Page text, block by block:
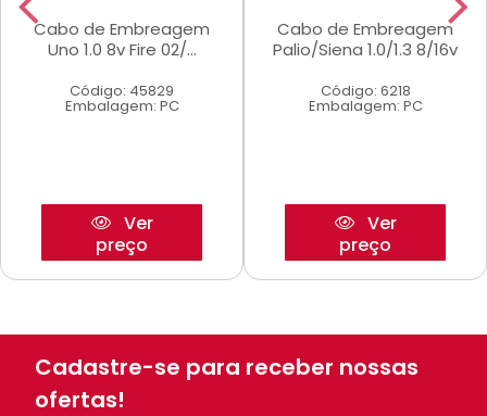
Cabo de Embreagem
Uno 1.0 8v Fire 02/...
Código: 45829
Embalagem: PC
Ver
preço
Cabo de Embreagem
Palio/Siena 1.0/1.3 8/16v
Código: 6218
Embalagem: PC
Ver
preço
Cadastre-se para receber nossas
ofertas!